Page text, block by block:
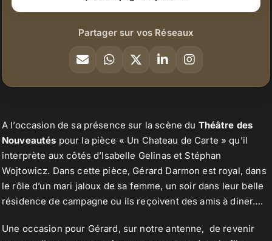
Partager sur vos Réseaux
A l’occasion de sa présence sur la scène du Théâtre des
Nouveautés pour la pièce « Un Chateau de Carte » qu’il
interprète aux côtés d’Isabelle Gelinas et Stéphan
Wojtowicz. Dans cette pièce, Gérard Darmon est royal, dans
le rôle d’un mari jaloux de sa femme, un soir dans leur belle
résidence de campagne ou ils reçoivent des amis à diner….
Une occasion pour Gérard, sur notre antenne, de revenir